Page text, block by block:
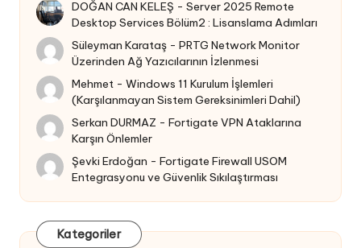
DOĞAN CAN KELEŞ -Server 2025 Remote
Desktop Services Bölüm2 : Lisanslama Adımları
Süleyman Karataş -PRTG Network Monitor
Üzerinden Ağ Yazıcılarının İzlenmesi
Mehmet -Windows 11 Kurulum İşlemleri
(Karşılanmayan Sistem Gereksinimleri Dahil)
Serkan DURMAZ -Fortigate VPN Ataklarına
Karşın Önlemler
Şevki Erdoğan -Fortigate Firewall USOM
Entegrasyonu ve Güvenlik Sıkılaştırması
Kategoriler